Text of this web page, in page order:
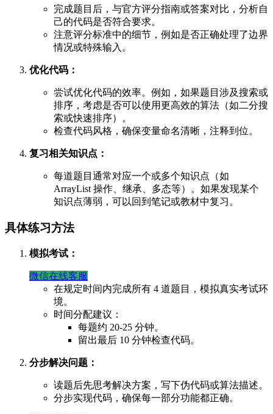
完成题目后，与官方评分指南或答案对比，分析自
己的代码是否符合要求。
注意评分标准中的细节，例如是否正确处理了边界
情况或特殊输入。
优化代码：
尝试优化代码的效率。例如，如果题目涉及搜索或
排序，考虑是否可以使用更高效的算法（如二分搜
索或快速排序）。
检查代码风格，确保变量命名清晰，注释到位。
复习相关知识点：
每道题目通常对应一个或多个知识点（如
ArrayList 操作、继承、多态等）。如果发现某个
知识点薄弱，可以回到笔记或教材中复习。
具体练习方法
模拟考试：
微信在线客服
在规定时间内完成所有 4 道题目，模拟真实考试环
境。
时间分配建议：
每题约 20-25 分钟。
留出最后 10 分钟检查代码。
分步解决问题：
读题后先思考解决方案，写下伪代码或算法描述。
分步实现代码，确保每一部分功能都正确。